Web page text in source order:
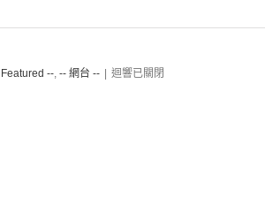
--, -- 網台 -- 迴響已關閉